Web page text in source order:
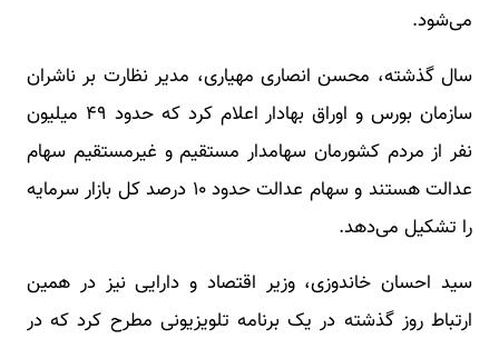
می‌شود.
سال گذشته، محسن انصاری مهیاری، مدیر نظارت بر ناشران
سازمان بورس و اوراق بهادار اعلام کرد که حدود ۴۹ میلیون
نفر از مردم کشورمان سهامدار مستقیم و غیرمستقیم سهام
عدالت هستند و سهام عدالت حدود ۱۰ درصد کل بازار سرمایه
را تشکیل می‌دهد.
سید احسان خاندوزی، وزیر اقتصاد و دارایی نیز در همین
ارتباط روز گذشته در یک برنامه تلویزیونی مطرح کرد که در